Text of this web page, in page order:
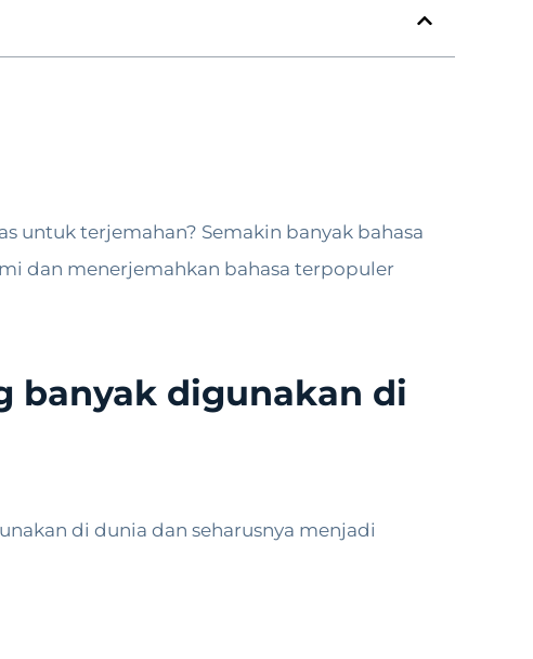
untuk terjemahan? Semakin banyak bahasa
dan menerjemahkan bahasa terpopuler
banyak digunakan di
di dunia dan seharusnya menjadi